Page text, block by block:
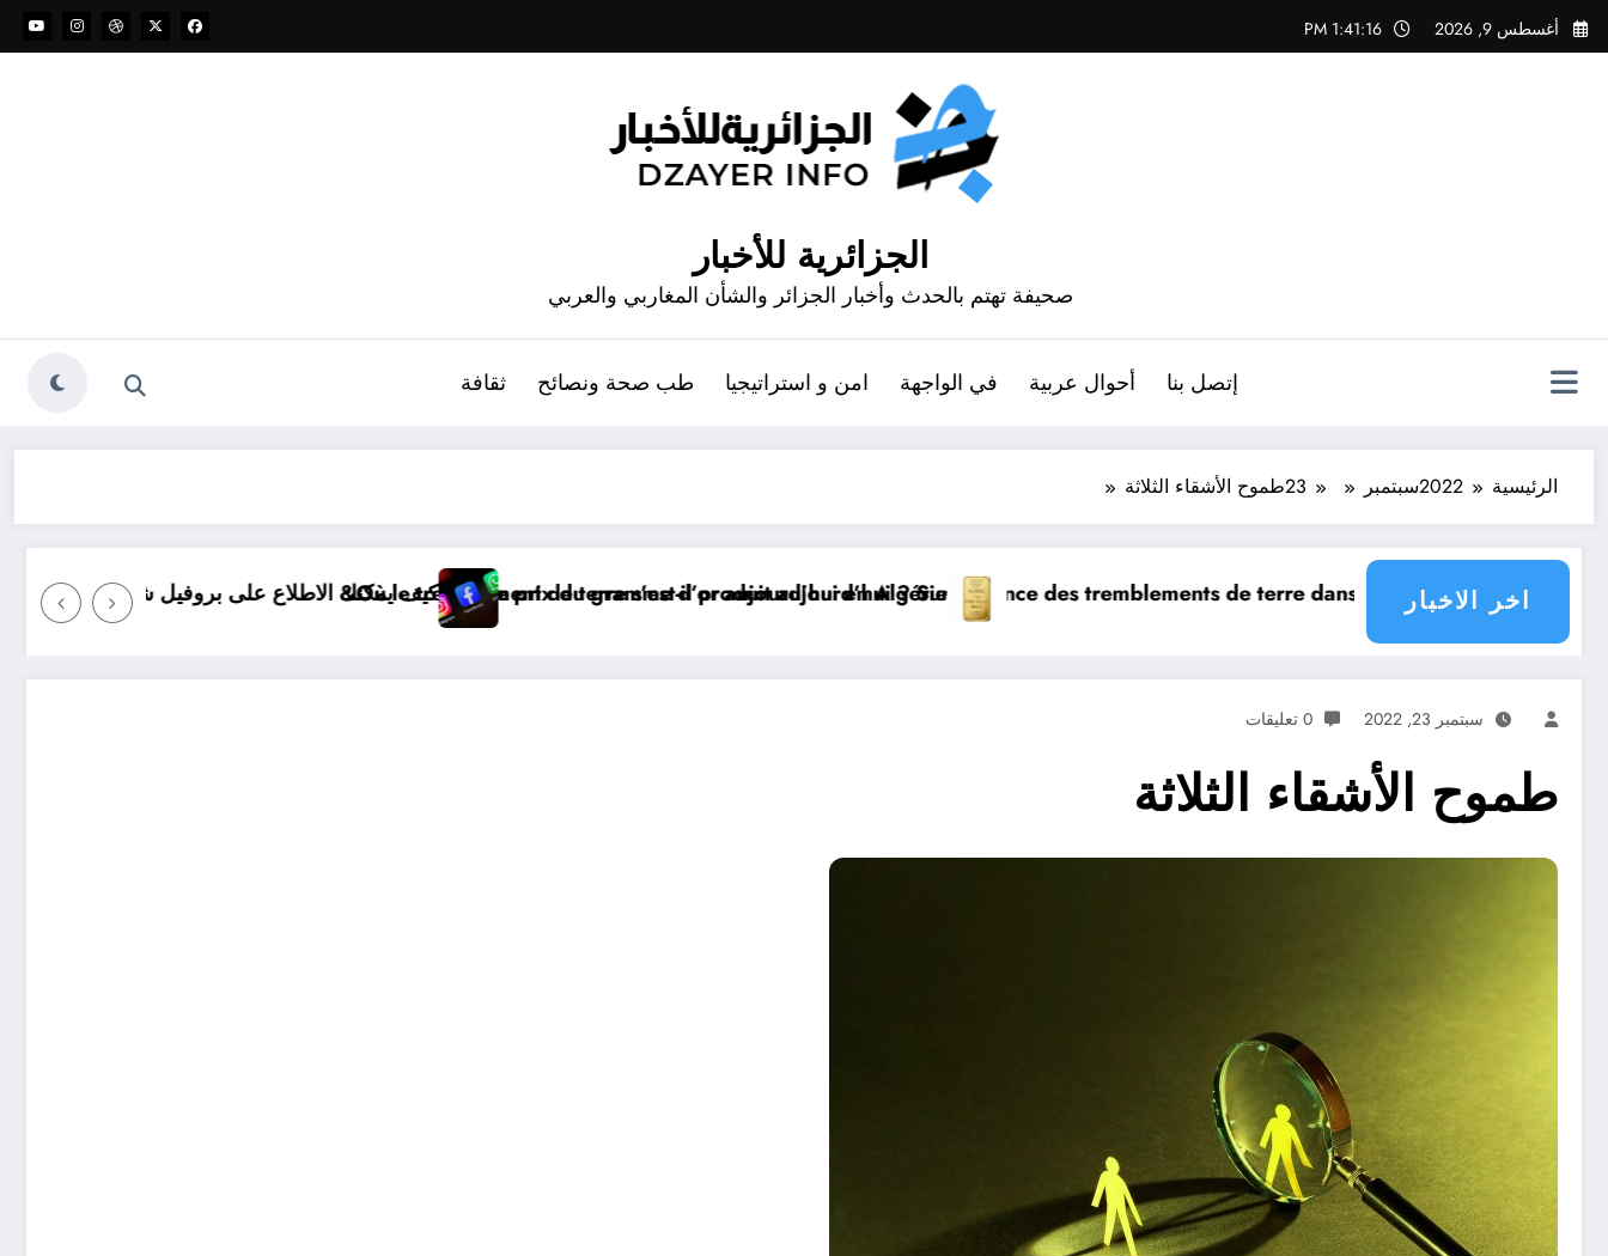
التجاوز
إلى
أغسطس 9, 2026 1:41:17 PM
الجزائرية للأخبار
صحيفة تهتم بالحدث وأخبار الجزائر والشأن المغاربي والعربي
إتصل بنا أحوال عربية في الواجهة امن و استراتيجيا طب صحة ونصائح ثقافة
الرئيسية 2022سبتمبر 23طموح الأشقاء الثلاثة
اخر الاخبار
Où le tremblement de terre s’est-il produit aujourd’hui ? Surveillance des tremblements de terre
Le prix du gramme d’or aujourd’hui en Algérie كيف يمكنك الاطلاع على بروفيل شخص اغلق ملفه الشخصي في فيسبوك دون طلب صداقة .. الاطلاع على محتوى صفحة شخص اغلق ملفه الشخصي في
les pays du monde
سبتمبر 23, 2022 0 تعليقات
طموح الأشقاء الثلاثة